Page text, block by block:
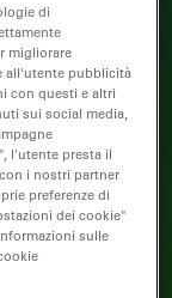
di
migliorare
all'utente pubblicità
con questi e altri
sui social media,
l'utente presta il
i nostri partner
preferenze di
dei cookie"
sulle